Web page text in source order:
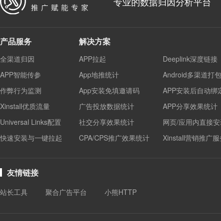
产品服务
全渠道归因
APP智能传参
作弊行为监测
Xinstall优质流量
Universal Links配置
快速安装与一键拉起
解决方案
APP拉起
Deeplink深度链接
App地推统计
Android多渠道打包
App安装免填邀请码
APP安装后自动绑
广告投放数据统计
APP分享效果统计
社交分享效果统计
网页/应用内直接
CPA/CPS推广效果统计
Xinstall营销推广
友情链接
站长工具 聚合广告平台 小熊HTTP